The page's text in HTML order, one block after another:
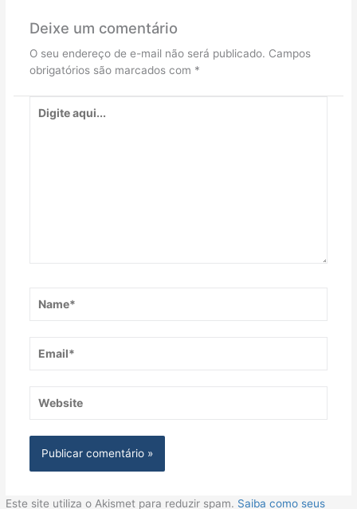
Deixe um comentário
O seu endereço de e-mail não será publicado. Campos
obrigatórios são marcados com *
aqui...
Este site utiliza o Akismet para reduzir spam. Saiba como seus